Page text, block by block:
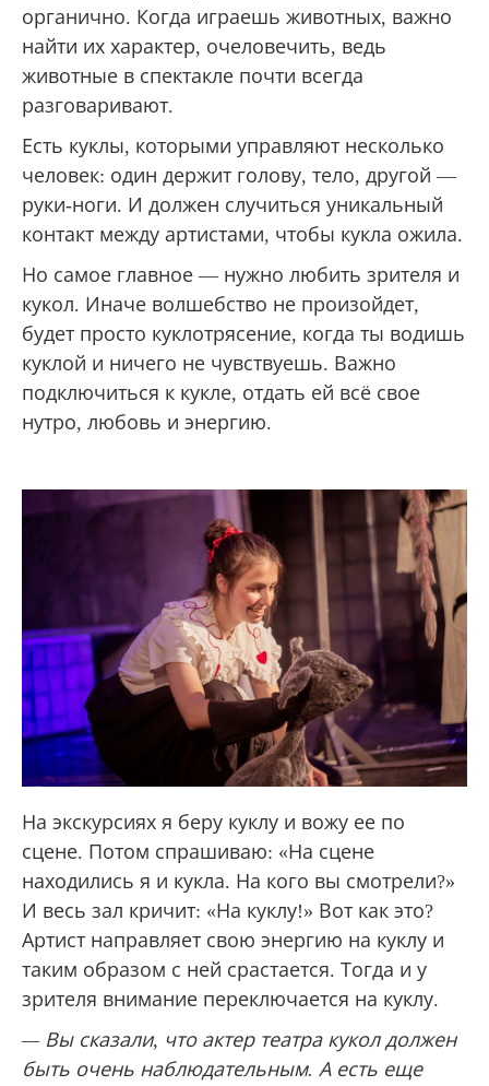
органично. Когда играешь животных, важно
найти их характер, очеловечить, ведь
животные в спектакле почти всегда
разговаривают.
Есть куклы, которыми управляют несколько
человек: один держит голову, тело, другой —
руки-ноги. И должен случиться уникальный
контакт между артистами, чтобы кукла ожила.
Но самое главное — нужно любить зрителя и
кукол. Иначе волшебство не произойдет,
будет просто куклотрясение, когда ты водишь
куклой и ничего не чувствуешь. Важно
подключиться к кукле, отдать ей всё свое
нутро, любовь и энергию.
На экскурсиях я беру куклу и вожу ее по
сцене. Потом спрашиваю: «На сцене
находились я и кукла. На кого вы смотрели?»
И весь зал кричит: «На куклу!» Вот как это?
Артист направляет свою энергию на куклу и
таким образом с ней срастается. Тогда и у
зрителя внимание переключается на куклу.
— Вы сказали, что актер театра кукол должен
быть очень наблюдательным. А есть еще